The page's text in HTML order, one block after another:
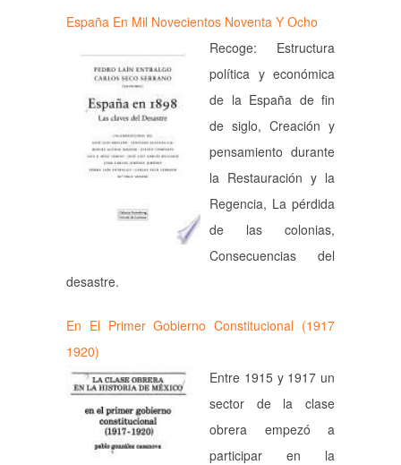
España En Mil Novecientos Noventa Y Ocho
Recoge: Estructura
política y económica
de la España de fin
de siglo, Creación y
pensamiento durante
la Restauración y la
Regencia, La pérdida
de las colonias,
Consecuencias del
desastre.
En El Primer Gobierno Constitucional (1917
1920)
Entre 1915 y 1917 un
sector de la clase
obrera empezó a
participar en la